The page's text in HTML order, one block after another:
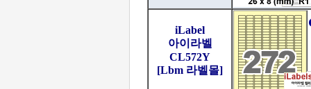
iLabel
아이라벨
CL572Y
[Lbm 라벨몰]